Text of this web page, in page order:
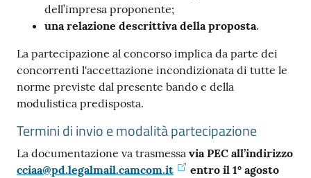
dell’impresa proponente;
una relazione descrittiva della proposta.
La partecipazione al concorso implica da parte dei
concorrenti l'accettazione incondizionata di tutte le
norme previste dal presente bando e della
modulistica predisposta.
Termini di invio e modalità partecipazione
La documentazione va trasmessa via PEC all’indirizzo
cciaa@pd.legalmail.camcom.it
entro il 1° agosto